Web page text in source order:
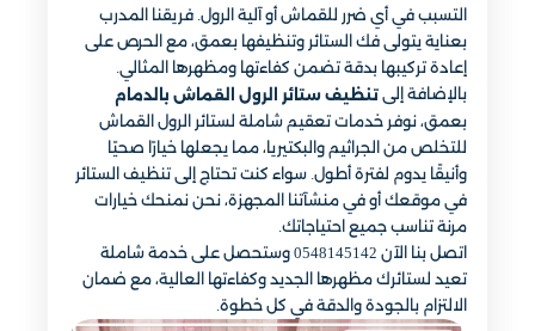
التسبب في أي ضرر للقماش أو آلية الرول. فريقنا المدرب
بعناية يتولى فك الستائر وتنظيفها بعمق، مع الحرص على
إعادة تركيبها بدقة تضمن كفاءتها ومظهرها المثالي.
بالإضافة إلى تنظيف ستائر الرول القماش بالدمام
بعمق، نوفر خدمات تعقيم شاملة لستائر الرول القماش
للتخلص من الجراثيم والبكتيريا، مما يجعلها خيارًا صحيًا
وأنيقًا يدوم لفترة أطول. سواء كنت تحتاج إلى تنظيف الستائر
في موقعك أو في منشآتنا المجهزة، نحن نمنحك خيارات
مرنة تناسب جميع احتياجاتك.
اتصل بنا الآن 0548145142 وستحصل على خدمة شاملة
تعيد لستائرك مظهرها الجديد وكفاءتها العالية، مع ضمان
الالتزام بالجودة والدقة في كل خطوة.